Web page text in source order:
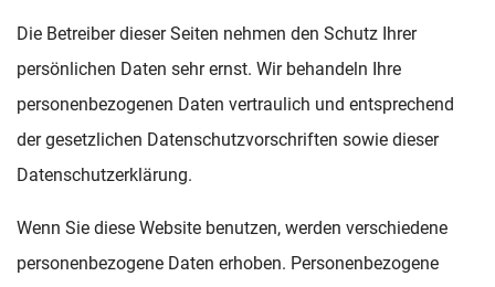
Die Betreiber dieser Seiten nehmen den Schutz Ihrer
persönlichen Daten sehr ernst. Wir behandeln Ihre
personenbezogenen Daten vertraulich und entsprechend
der gesetzlichen Datenschutzvorschriften sowie dieser
Datenschutzerklärung.
Wenn Sie diese Website benutzen, werden verschiedene
personenbezogene Daten erhoben. Personenbezogene